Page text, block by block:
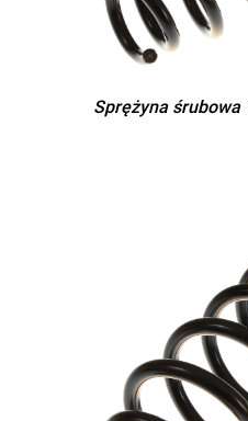
Sprężyna śrubowa